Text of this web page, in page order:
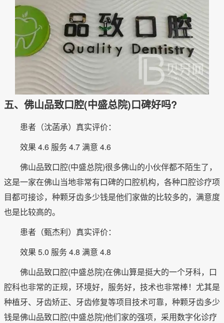
五、佛山品致口腔(中盛总院)口碑好吗?
患者（沈菡承）真实评价：
效果 4.6 服务 4.7 满意 4.6
佛山品致口腔(中盛总院)很多佛山的小伙伴都不陌生了，
这是一家在佛山当地非常有口碑的口腔机构，各种口腔诊疗项
目都可接诊，种颗牙齿多少钱是他们家做的比较多的，满意度
也是比较高的。
患者（甄杰利）真实评价：
效果 5.0 服务 4.8 满意 4.8
佛山品致口腔(中盛总院)在佛山算是挺大的一个牙科，口
腔科也非常的正规，环境好，服务好，技术也非常棒！尤其是
种植牙、牙齿矫正、牙齿修复等项目技术可靠，种颗牙齿多少
钱是佛山品致口腔(中盛总院)他们家的强项，采用数字化诊疗